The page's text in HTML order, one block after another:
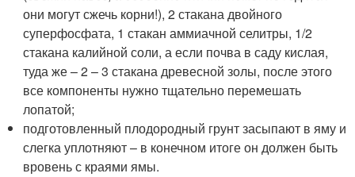
они могут сжечь корни!), 2 стакана двойного
суперфосфата, 1 стакан аммиачной селитры, 1/2
стакана калийной соли, а если почва в саду кислая,
туда же – 2 – 3 стакана древесной золы, после этого
все компоненты нужно тщательно перемешать
лопатой;
подготовленный плодородный грунт засыпают в яму и
слегка уплотняют – в конечном итоге он должен быть
вровень с краями ямы.